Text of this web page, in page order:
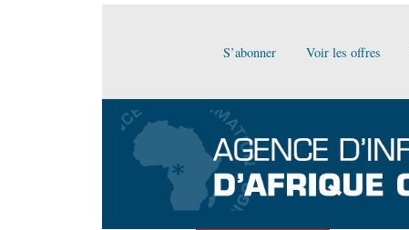
S’abonner Voir les offres